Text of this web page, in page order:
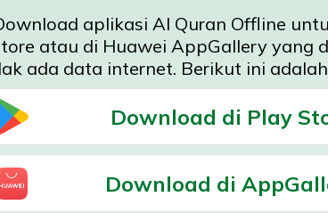
aplikasi Al Quran Offline
atau di Huawei AppGallery yang
ada data internet. Berikut ini
Download di Play
Download di